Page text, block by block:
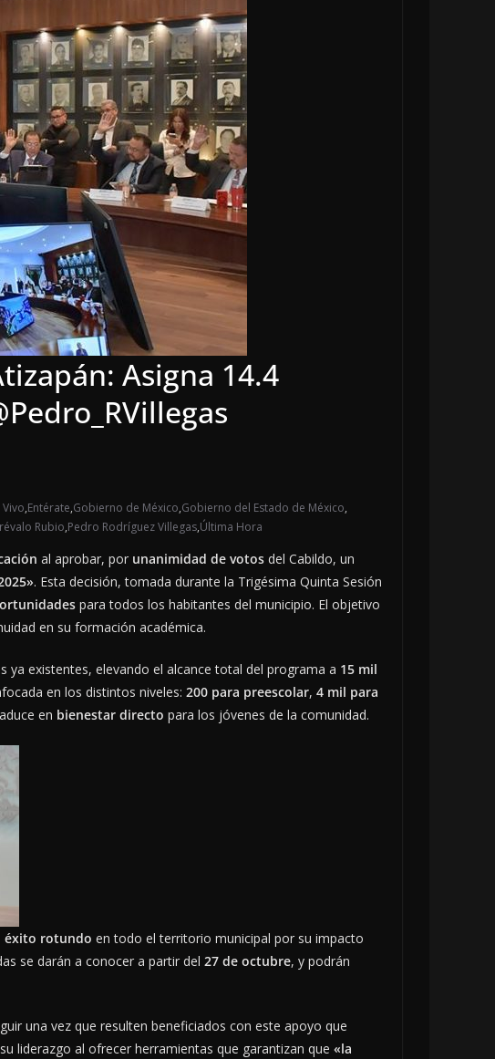
Asigna 14.4
Vivo,Entérate,Gobierno de México,Gobierno del Estado de México,
Rubio,Pedro Rodríguez Villegas,Última Hora
al aprobar, por unanimidad de votos del Cabildo, un
. Esta decisión, tomada durante la Trigésima Quinta Sesión
para todos los habitantes del municipio. El objetivo
en su formación académica.
ya existentes, elevando el alcance total del programa a 15 mil
en los distintos niveles: 200 para preescolar, 4 mil para
en bienestar directo para los jóvenes de la comunidad.
éxito rotundo en todo el territorio municipal por su impacto
se darán a conocer a partir del 27 de octubre, y podrán
una vez que resulten beneficiados con este apoyo que
liderazgo al ofrecer herramientas que garantizan que «la